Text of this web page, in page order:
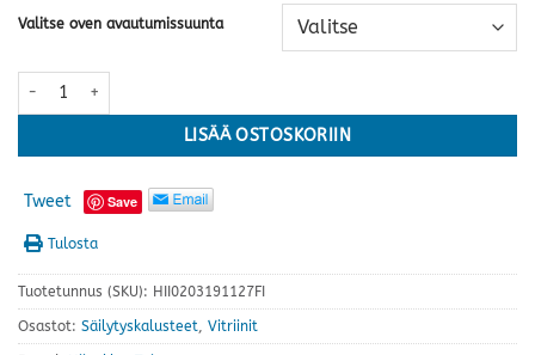
Valitse oven avautumissuunta
Taiga vitriini T9.4 · kaksi väriä määrä
LISÄÄ OSTOSKORIIN
Tweet Save
Tulosta
Tuotetunnus (SKU): HII0203191127FI
Osastot: Säilytyskalusteet Vitriinit